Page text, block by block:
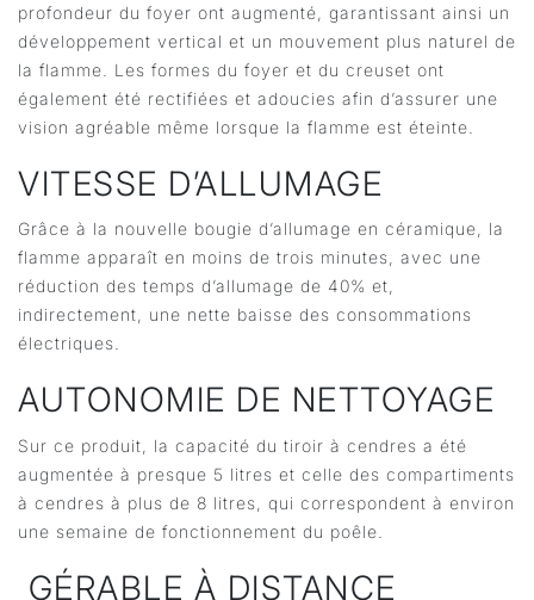
profondeur du foyer ont augmenté, garantissant ainsi un
développement vertical et un mouvement plus naturel de
la flamme. Les formes du foyer et du creuset ont
également été rectifiées et adoucies afin d’assurer une
vision agréable même lorsque la flamme est éteinte.
VITESSE D’ALLUMAGE
Grâce à la nouvelle bougie d’allumage en céramique, la
flamme apparaît en moins de trois minutes, avec une
réduction des temps d’allumage de 40% et,
indirectement, une nette baisse des consommations
électriques.
AUTONOMIE DE NETTOYAGE
Sur ce produit, la capacité du tiroir à cendres a été
augmentée à presque 5 litres et celle des compartiments
à cendres à plus de 8 litres, qui correspondent à environ
une semaine de fonctionnement du poêle.
GÉRABLE À DISTANCE